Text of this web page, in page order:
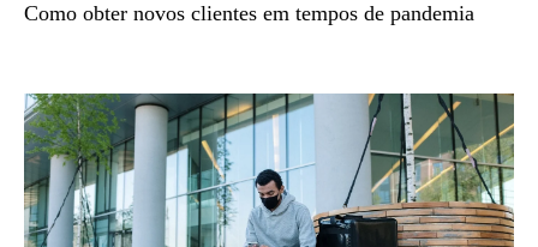
Como obter novos clientes em tempos de pandemia